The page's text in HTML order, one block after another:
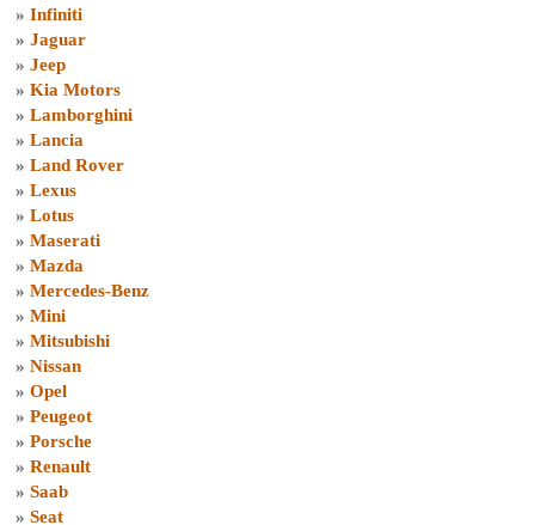
» Infiniti
» Jaguar
» Jeep
» Kia Motors
» Lamborghini
» Lancia
» Land Rover
» Lexus
» Lotus
» Maserati
» Mazda
» Mercedes-Benz
» Mini
» Mitsubishi
» Nissan
» Opel
» Peugeot
» Porsche
» Renault
» Saab
» Seat